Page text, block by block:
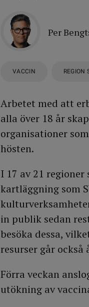
Per
VACCIN REGION
Arbetet med att
alla över 18 år
organisationer
hösten.
I 17 av 21
kartläggning som
in publik sedan
besöka dessa,
resurser går
Förra veckan
utökning av